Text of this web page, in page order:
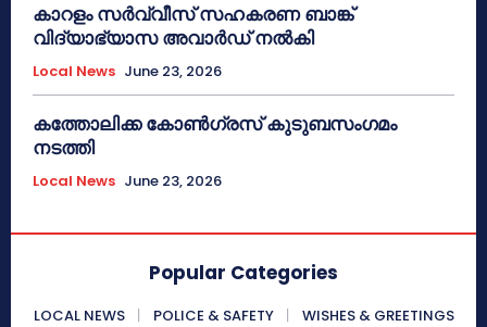
കാറളം സർവ്വീസ് സഹകരണ ബാങ്ക്
വിദ്യാഭ്യാസ അവാർഡ് നൽകി
Local News June 23, 2026
കത്തോലിക്ക കോൺഗ്രസ് കുടുബസംഗമം
നടത്തി
Local News June 23, 2026
Popular Categories
LOCAL NEWS POLICE & SAFETY
WISHES & GREETINGS